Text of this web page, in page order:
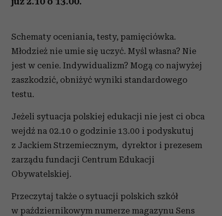
Schematy oceniania, testy, pamięciówka.
Młodzież nie umie się uczyć. Myśl własna? Nie
jest w cenie. Indywidualizm? Mogą co najwyżej
zaszkodzić, obniżyć wyniki standardowego
testu.
Jeżeli sytuacja polskiej edukacji nie jest ci obca
wejdź na 02.10 o godzinie 13.00 i podyskutuj
z Jackiem Strzemiecznym, dyrektor i prezesem
zarządu fundacji Centrum Edukacji
Obywatelskiej.
Przeczytaj także o sytuacji polskich szkół
w październikowym numerze magazynu Sens